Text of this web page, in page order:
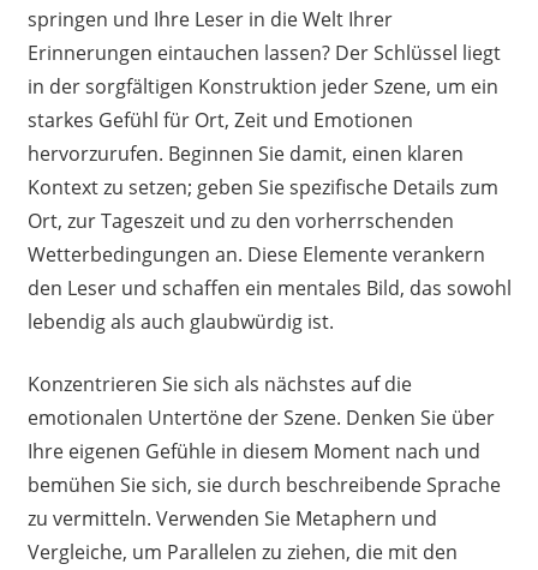
springen und Ihre Leser in die Welt Ihrer
Erinnerungen eintauchen lassen? Der Schlüssel liegt
in der sorgfältigen Konstruktion jeder Szene, um ein
starkes Gefühl für Ort, Zeit und Emotionen
hervorzurufen. Beginnen Sie damit, einen klaren
Kontext zu setzen; geben Sie spezifische Details zum
Ort, zur Tageszeit und zu den vorherrschenden
Wetterbedingungen an. Diese Elemente verankern
den Leser und schaffen ein mentales Bild, das sowohl
lebendig als auch glaubwürdig ist.
Konzentrieren Sie sich als nächstes auf die
emotionalen Untertöne der Szene. Denken Sie über
Ihre eigenen Gefühle in diesem Moment nach und
bemühen Sie sich, sie durch beschreibende Sprache
zu vermitteln. Verwenden Sie Metaphern und
Vergleiche, um Parallelen zu ziehen, die mit den